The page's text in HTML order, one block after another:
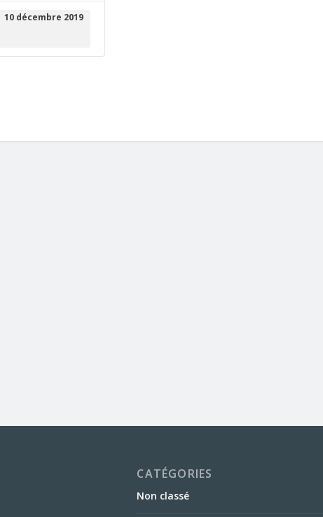
10 décembre 2019
CATÉGORIES
Non classé